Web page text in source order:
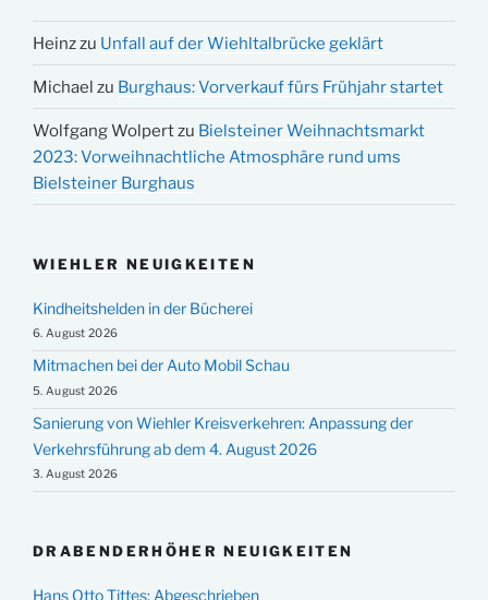
Heinzzu Unfall auf der Wiehltalbrücke geklärt
Michael zu Burghaus: Vorverkauf fürs Frühjahr startet
Wolfgang Wolpertzu Bielsteiner Weihnachtsmarkt
2023: Vorweihnachtliche Atmosphäre rund ums
Bielsteiner Burghaus
WIEHLER NEUIGKEITEN
Kindheitshelden in der Bücherei
6. August 2026
Mitmachen bei der Auto Mobil Schau
5. August 2026
Sanierung von Wiehler Kreisverkehren: Anpassung der
Verkehrsführung ab dem 4. August 2026
3. August 2026
DRABENDERHÖHER NEUIGKEITEN
Hans Otto Tittes: Abgeschrieben